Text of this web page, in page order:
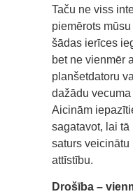
Taču ne viss
piemērots
šādas ierīces
bet ne vienmēr
planšetdatoru
dažādu
Aicinām
sagatavot, lai
saturs
attīstību.
Drošība –